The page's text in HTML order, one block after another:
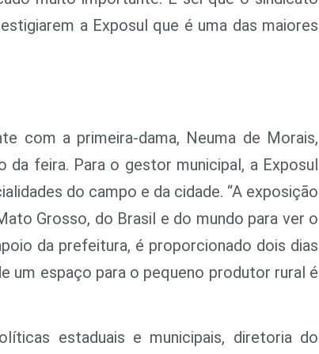
a Exposul que é uma das maiores
com a primeira-dama, Neuma de Morais,
feira. Para o gestor municipal, a Exposul
do campo e da cidade. “A exposição
Grosso, do Brasil e do mundo para ver o
da prefeitura, é proporcionado dois dias
um espaço para o pequeno produtor rural é
estaduais e municipais, diretoria do